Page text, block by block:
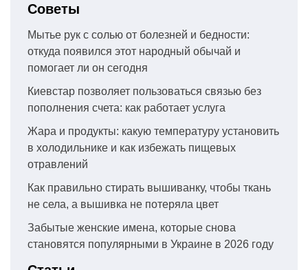
Советы
Мытье рук с солью от болезней и бедности:
откуда появился этот народный обычай и
помогает ли он сегодня
Киевстар позволяет пользоваться связью без
пополнения счета: как работает услуга
Жара и продукты: какую температуру установить
в холодильнике и как избежать пищевых
отравлений
Как правильно стирать вышиванку, чтобы ткань
не села, а вышивка не потеряла цвет
Забытые женские имена, которые снова
становятся популярными в Украине в 2026 году